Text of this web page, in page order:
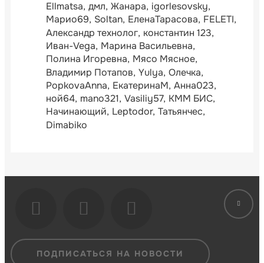
Ellmatsa дмл Жанара igorlesovsky
Марио69 Soltan ЕленаТарасова FELETI
Александр технолог константин 123
Иван-Vega Марина Васильевна
Полина Игоревна Мясо Мясное
Владимир Потапов Yulya Олечка
PopkovaAnna ЕкатеринаМ Анна023
ной64 mano321 Vasiliy57 КММ БИС
Начинающий Leptodor Татьянчес
Dimabiko
ПОДПИСАТЬСЯ НА НОВОСТИ